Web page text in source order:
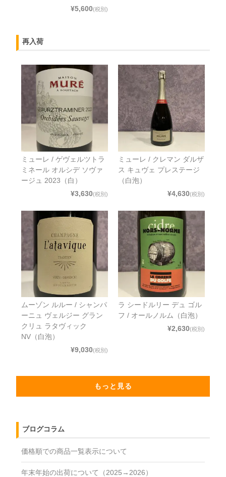
¥5,600(税別)
再入荷
ミューレ / ゲヴェルツトラ
ミネール オルシデ ソヴァ
ージュ 2023（白）
¥3,630(税別)
ミューレ / クレマン ダルザ
ス キュヴェ プレステージ
（白泡）
¥4,630(税別)
ムーゾン ルルー / シャンパ
ーニュ ヴェルジー グラン
クリュ ラタヴィック
NV（白泡）
¥9,030(税別)
ラ シードルリー デュ ゴル
フ / オールノルム（白泡）
¥2,630(税別)
もっと見る
ブログコラム
価格順での商品一覧表示について
年末年始の出荷について（2025→2026）